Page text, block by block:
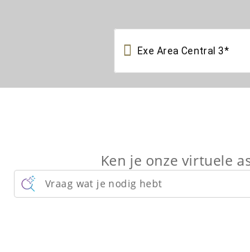

Ken je onze virtuele
Vraag wat je nodig hebt